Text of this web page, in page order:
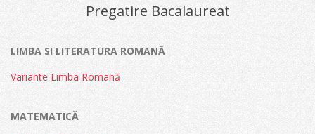
Pregatire Bacalaureat
LIMBA SI LITERATURA ROMANĂ
Variante Limba Romană
MATEMATICĂ